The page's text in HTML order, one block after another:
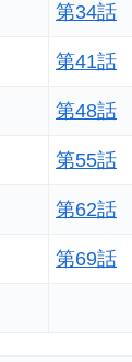
第34話
第41話
第48話
第55話
第62話
第69話